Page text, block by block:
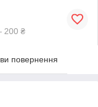
200 ₴
повернення